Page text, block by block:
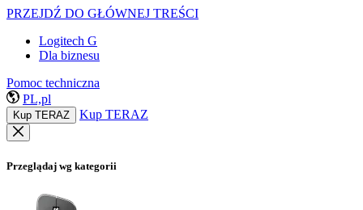
PRZEJDŹ DO GŁÓWNEJ TREŚCI
Logitech G
Dla biznesu
Pomoc techniczna
PL,pl
Kup TERAZ Kup TERAZ
Przeglądaj wg kategorii